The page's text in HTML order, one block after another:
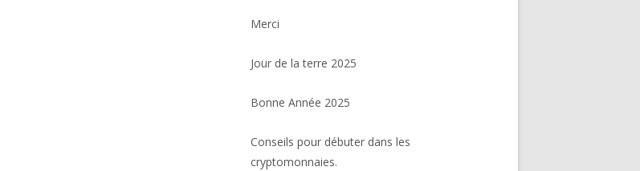
Merci
Jour de la terre 2025
Bonne Année 2025
Conseils pour débuter dans les
cryptomonnaies.